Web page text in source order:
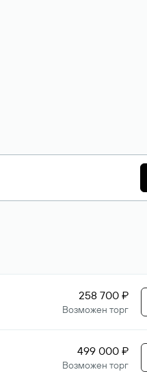
258 700 ₽
Возможен торг
499 000 ₽
Возможен торг